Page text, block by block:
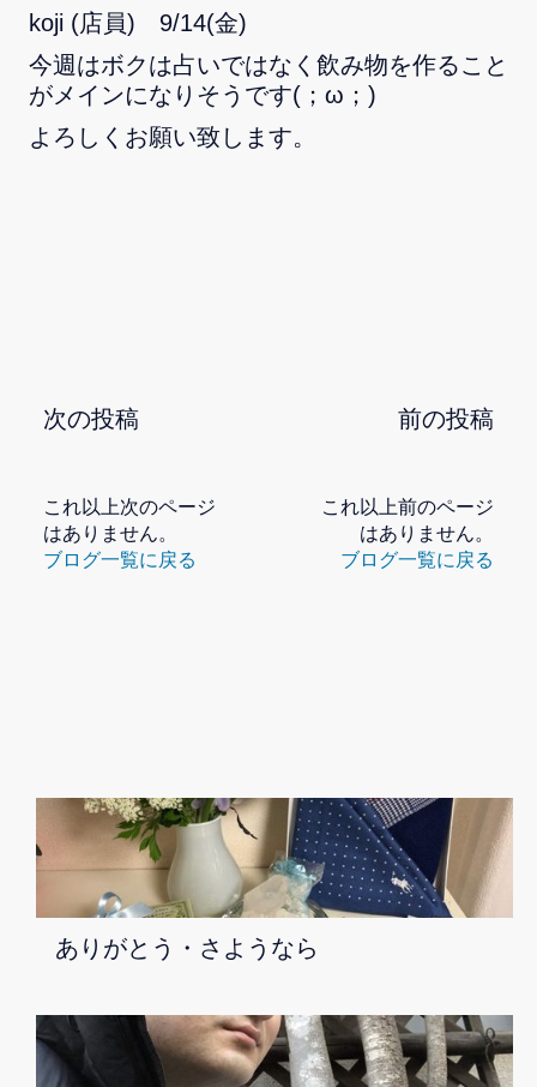
koji (店員) 9/14(金)
今週はボクは占いではなく飲み物を作ること
がメインになりそうです(；ω；)
よろしくお願い致します。
前の投稿
これ以上前のページ
はありません。
ブログ一覧に戻る
次の投稿
これ以上次のページ
はありません。
ブログ一覧に戻る
ありがとう・さようなら